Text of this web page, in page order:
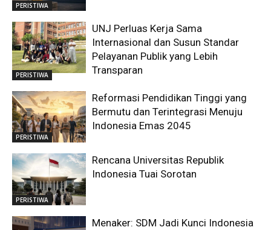
PERISTIWA
PERISTIWA
UNJ Perluas Kerja Sama
Internasional dan Susun Standar
Pelayanan Publik yang Lebih
Transparan
PERISTIWA
Reformasi Pendidikan Tinggi yang
Bermutu dan Terintegrasi Menuju
Indonesia Emas 2045
PERISTIWA
Rencana Universitas Republik
Indonesia Tuai Sorotan
Menaker: SDM Jadi Kunci Indonesia